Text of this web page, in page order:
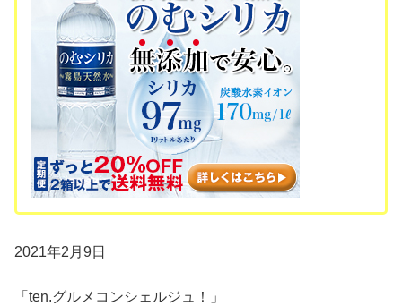
2021年2月9日
「ten.グルメコンシェルジュ！」